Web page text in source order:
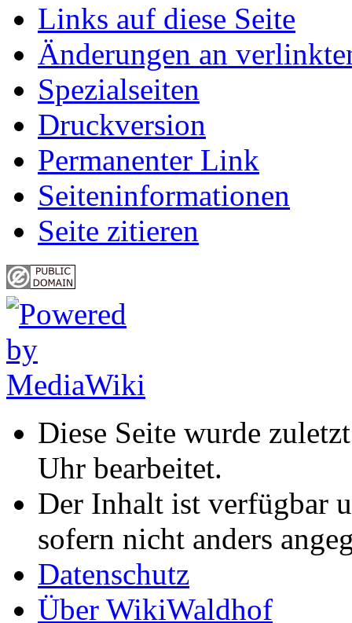
Links auf diese Seite
Änderungen an
Spezialseiten
Druckversion
Permanenter Link
Seiten­informationen
Seite zitieren
Diese Seite wurde
Uhr bearbeitet.
Der Inhalt ist verfügbar
sofern nicht anders
Datenschutz
Über WikiWaldhof